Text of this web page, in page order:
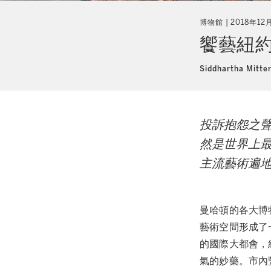
博物館 2018年12
饗藝紐
Siddhartha Mitter
投訴抱怨之
然是世界上
主流藝術遍
曼哈頓的各大
藝術空間形成
的國際大都會
氣的妙藥。市